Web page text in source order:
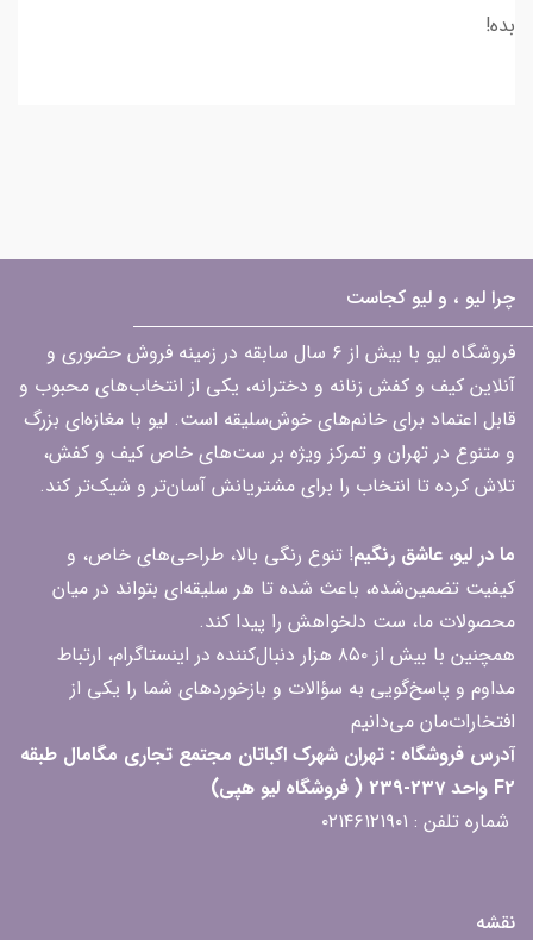
بده!
چرا لیو ، و لیو کجاست
فروشگاه لیو با بیش از ۶ سال سابقه در زمینه فروش حضوری و
آنلاین کیف و کفش زنانه و دخترانه، یکی از انتخاب‌های محبوب و
قابل اعتماد برای خانم‌های خوش‌سلیقه است. لیو با مغازه‌ای بزرگ
و متنوع در تهران و تمرکز ویژه بر ست‌های خاص کیف و کفش،
تلاش کرده تا انتخاب را برای مشتریانش آسان‌تر و شیک‌تر کند.
ما در لیو، عاشق رنگیم! تنوع رنگی بالا، طراحی‌های خاص، و
کیفیت تضمین‌شده، باعث شده تا هر سلیقه‌ای بتواند در میان
محصولات ما، ست دلخواهش را پیدا کند.
همچنین با بیش از ۸۵۰ هزار دنبال‌کننده در اینستاگرام، ارتباط
مداوم و پاسخ‌گویی به سؤالات و بازخوردهای شما را یکی از
افتخارات‌مان می‌دانیم
آدرس فروشگاه : تهران شهرک اکباتان مجتمع تجاری مگامال طبقه
F2 واحد 237-239 ( فروشگاه لیو هپی)
شماره تلفن : ۰۲۱۴۶۱۲۱۹۰۱
نقشه